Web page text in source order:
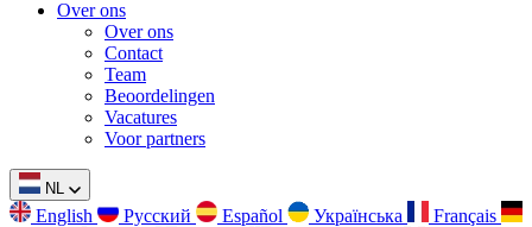
Over ons
Over ons
Contact
Team
Beoordelingen
Vacatures
Voor partners
NL
English Русский Español Українська
Français